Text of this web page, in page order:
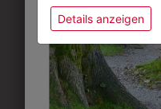
Details anzeigen